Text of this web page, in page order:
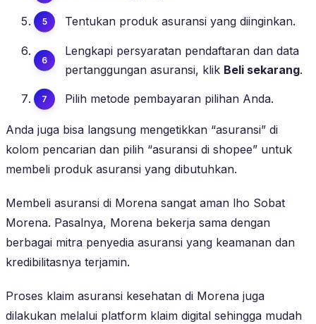
Tentukan produk asuransi yang diinginkan.
Lengkapi persyaratan pendaftaran dan data
pertanggungan asuransi, klik Beli sekarang.
Pilih metode pembayaran pilihan Anda.
Anda juga bisa langsung mengetikkan “asuransi” di
kolom pencarian dan pilih “asuransi di shopee” untuk
membeli produk asuransi yang dibutuhkan.
Membeli asuransi di Morena sangat aman lho Sobat
Morena. Pasalnya, Morena bekerja sama dengan
berbagai mitra penyedia asuransi yang keamanan dan
kredibilitasnya terjamin.
Proses klaim asuransi kesehatan di Morena juga
dilakukan melalui platform klaim digital sehingga mudah